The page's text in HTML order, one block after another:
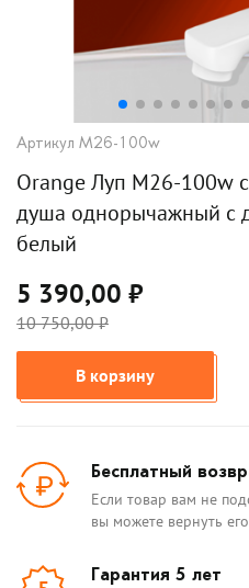
Артикул M26-100w
Orange Луп M26-100w
душа однорычажный с
белый
5 390,00 ₽
10 750,00 ₽
В корзину
Бесплатный
Если товар вам не
вы можете вернуть
Гарантия 5 лет